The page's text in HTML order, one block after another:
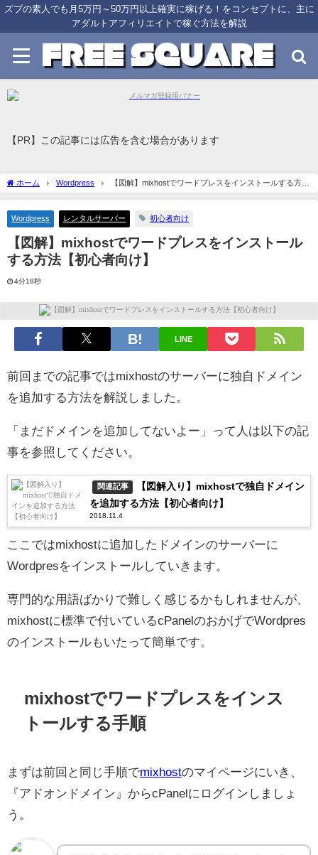
ズブの素人でも月5万円～50万円以上確実に稼げる！をコンセプトに、主に
アダルトアフィリエイトで稼ぐ方法を解説
【PR】この記事には広告を含む場合があります
ホーム Wordpress
【図解】mixhostでワードプレスをインストールする方法
【初心者向け】
Wordpress レンタルサーバー 初心者向け
【図解】mixhostでワードプレスをインストール
する方法【初心者向け】
4分18秒
LINE
前回までの記事ではmixhostのサーバーに独自ドメイン
を追加する方法を解説しました。
「まだドメインを追加してないよー」って人は以下の記
事を参照してください。
関連記事
【図解入り】mixhostで独自ドメイン
を追加する方法【初心者向け】
2018.11.4
ここではmixhostに追加したドメインのサーバーに
Wordpresをインストールしていきます。
専門的な用語ばかりで難しく感じるかもしれませんが、
mixhostに標準で付いているcPanelのおかげでWordpres
のインストールもいたって簡単です。
mixhostでワードプレスをインス
トールする手順
まずは前回と同じ手順でmixhostのマイページにいき、
『アドオンドメイン』からcPanelにログインしましょ
う。